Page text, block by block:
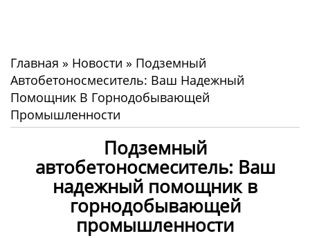
Главная » Новости » Подземный
Автобетоносмеситель: Ваш Надежный
Помощник В Горнодобывающей
Промышленности
Подземный
автобетоносмеситель: Ваш
надежный помощник в
горнодобывающей
промышленности